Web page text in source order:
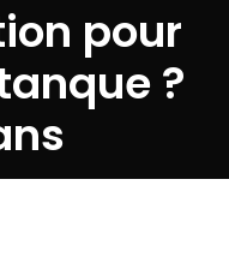
pour
?